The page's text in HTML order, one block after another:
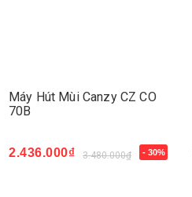
Máy Hút Mùi Canzy CZ CO
70B
2.436.000₫ 3.480.000₫ - 30%
Mua ngay